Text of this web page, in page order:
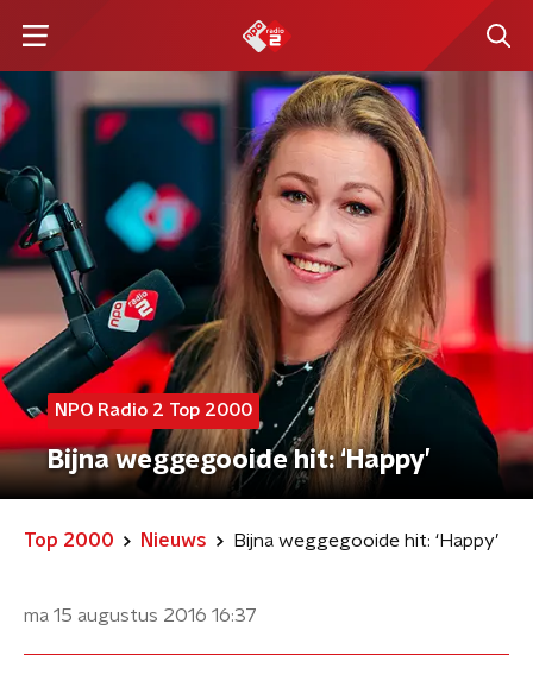
NPO Radio 2 Top 2000
Bijna weggegooide hit: ‘Happy’
Top 2000 Nieuws Bijna weggegooide hit: ‘Happy’
ma 15 augustus 2016 16:37